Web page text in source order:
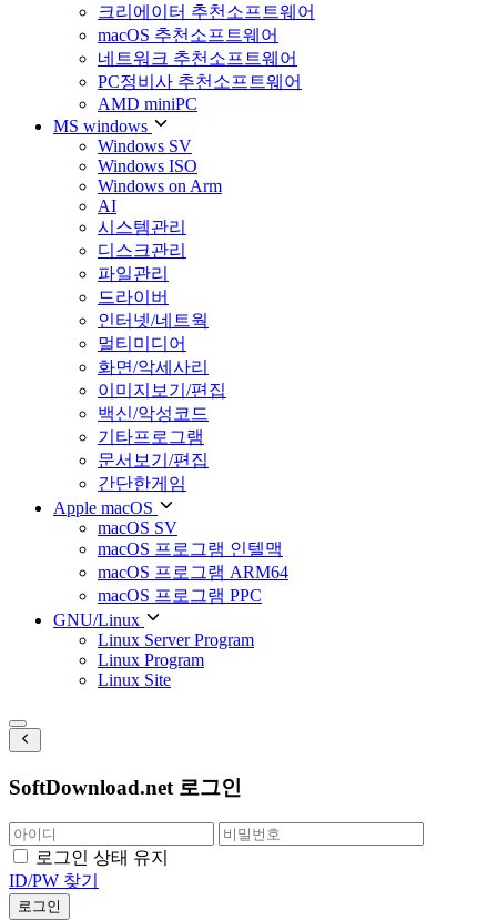
크리에이터 추천소프트웨어
macOS 추천소프트웨어
네트워크 추천소프트웨어
PC정비사 추천소프트웨어
AMD miniPC
MS windows
Windows SV
Windows ISO
Windows on Arm
AI
시스템관리
디스크관리
파일관리
드라이버
인터넷/네트웍
멀티미디어
화면/악세사리
이미지보기/편집
백신/악성코드
기타프로그램
문서보기/편집
간단한게임
Apple macOS
macOS SV
macOS 프로그램 인텔맥
macOS 프로그램 ARM64
macOS 프로그램 PPC
GNU/Linux
Linux Server Program
Linux Program
Linux Site
SoftDownload.net 로그인
로그인 상태 유지
ID/PW 찾기
로그인